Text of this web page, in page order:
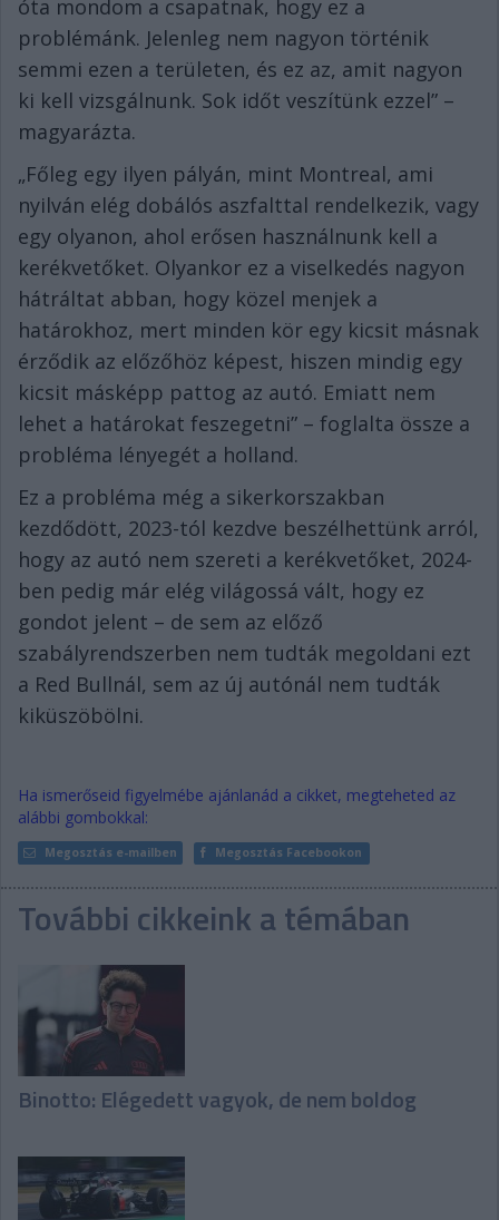
óta mondom a csapatnak, hogy ez a
problémánk. Jelenleg nem nagyon történik
semmi ezen a területen, és ez az, amit nagyon
ki kell vizsgálnunk. Sok időt veszítünk ezzel” –
magyarázta.
„Főleg egy ilyen pályán, mint Montreal, ami
nyilván elég dobálós aszfalttal rendelkezik, vagy
egy olyanon, ahol erősen használnunk kell a
kerékvetőket. Olyankor ez a viselkedés nagyon
hátráltat abban, hogy közel menjek a
határokhoz, mert minden kör egy kicsit másnak
érződik az előzőhöz képest, hiszen mindig egy
kicsit másképp pattog az autó. Emiatt nem
lehet a határokat feszegetni” – foglalta össze a
probléma lényegét a holland.
Ez a probléma még a sikerkorszakban
kezdődött, 2023-tól kezdve beszélhettünk arról,
hogy az autó nem szereti a kerékvetőket, 2024-
ben pedig már elég világossá vált, hogy ez
gondot jelent – de sem az előző
szabályrendszerben nem tudták megoldani ezt
a Red Bullnál, sem az új autónál nem tudták
kiküszöbölni.
Ha ismerőseid figyelmébe ajánlanád a cikket, megteheted az
alábbi gombokkal:
Megosztás e-mailben Megosztás Facebookon
További cikkeink a témában
Binotto: Elégedett vagyok, de nem boldog